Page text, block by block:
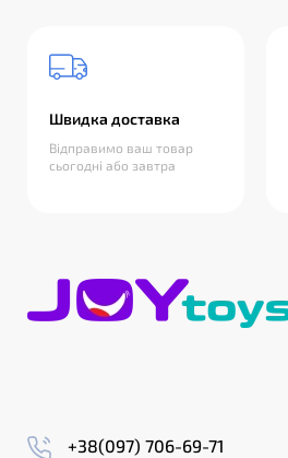
Швидка доставка
Відправимо ваш товар
сьогодні або завтра
+38(097) 706-69-71